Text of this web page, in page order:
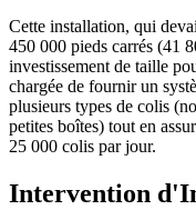
Cette installation, qui
450 000 pieds carrés (41
investissement de taille
chargée de fournir un
plusieurs types de colis
petites boîtes) tout en
25 000 colis par jour.
Intervention